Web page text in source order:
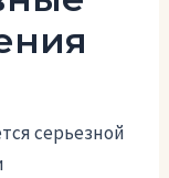
серьезной